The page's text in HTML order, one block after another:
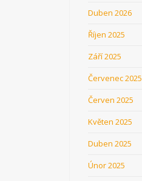
Duben 2026
Říjen 2025
Září 2025
Červenec 2025
Červen 2025
Květen 2025
Duben 2025
Únor 2025